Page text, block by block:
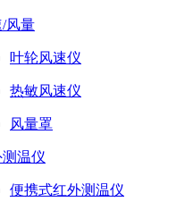
/风量
叶轮风速仪
热敏风速仪
风量罩
温仪
便携式红外测温仪